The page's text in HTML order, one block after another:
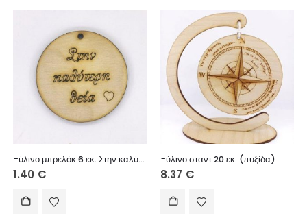
Ξύλινο μπρελόκ 6 εκ. Στην καλύτερη θεία
1.40 €
Ξύλινο σταντ 20 εκ. (πυξίδα)
8.37 €